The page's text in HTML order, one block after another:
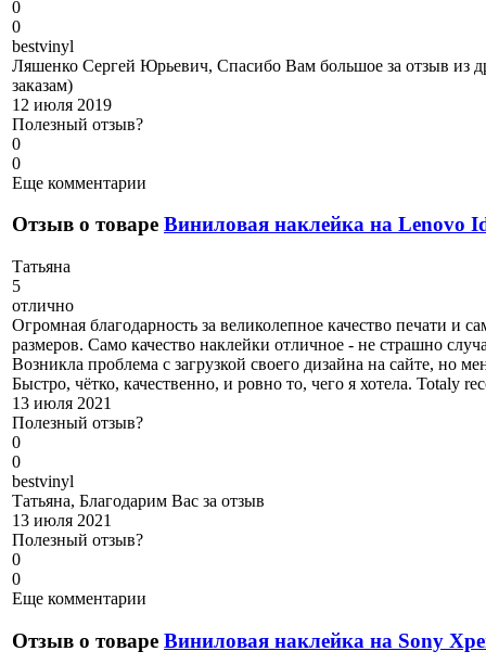
0
0
bestvinyl
Ляшенко Сергей Юрьевич, Спасибо Вам большое за отзыв из
заказам)
12 июля 2019
Полезный отзыв?
0
0
Еще комментарии
Отзыв о товаре Виниловая наклейка на Lenovo
Татьяна
5
отлично
Огромная благодарность за великолепное качество печати и
размеров. Само качество наклейки отличное - не страшно
Возникла проблема с загрузкой своего дизайна на сайте, но
Быстро, чётко, качественно, и ровно то, чего я хотела. Totaly
13 июля 2021
Полезный отзыв?
0
0
bestvinyl
Татьяна, Благодарим Вас за отзыв
13 июля 2021
Полезный отзыв?
0
0
Еще комментарии
Отзыв о товаре Виниловая наклейка на Sony